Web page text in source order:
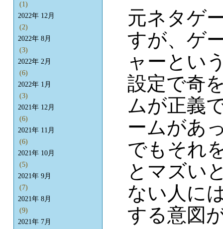
元ネタゲ
すが、ゲ
ャーとい
設定で奇
ムが正義
ームがあ
でもそれ
とマズい
ない人に
する意図
(1)
2022年 12月
(2)
2022年 8月
(3)
2022年 2月
(6)
2022年 1月
(3)
2021年 12月
(6)
2021年 11月
(6)
2021年 10月
(5)
2021年 9月
(7)
2021年 8月
(9)
2021年 7月